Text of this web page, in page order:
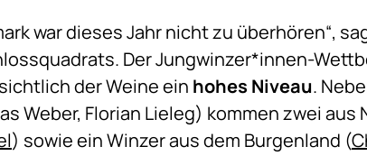
war dieses Jahr nicht zu überhören“,
Der Jungwinzer*innen-
der Weine ein hohes Niveau.
Weber, Florian Lieleg) kommen zwei
) sowie ein Winzer aus dem Burgenland (